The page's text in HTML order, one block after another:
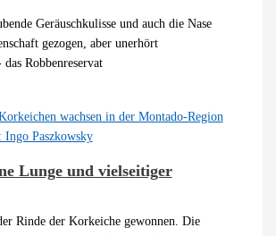
Geräuschkulisse und auch die Nase
gezogen, aber unerhört
Robbenreservat
Lunge und vielseitiger
Rinde der Korkeiche gewonnen. Die